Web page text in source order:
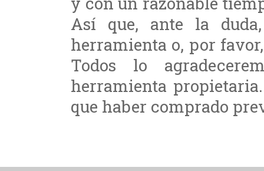
Así que, ante la
herramienta o, por
Todos lo
herramienta
que haber comprado